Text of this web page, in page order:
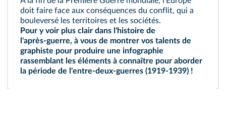
doit faire face aux conséquences du conflit, qui a
bouleversé les territoires et les sociétés.
Pour y voir plus clair dans l'histoire de
l'après‑guerre, à vous de montrer vos talents de
graphiste pour produire une infographie
rassemblant les éléments à connaître pour aborder
la période de l'entre‑deux‑guerres (1919‑1939) !